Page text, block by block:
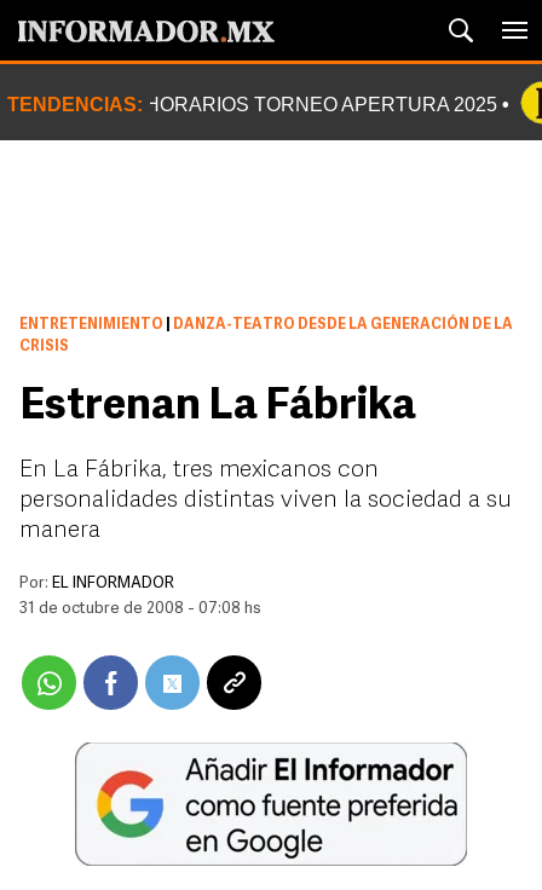
TENDENCIAS: HORARIOS TORNEO APERTURA 2025
ENTRETENIMIENTO
DANZA-TEATRO DESDE LA GENERACIÓN DE LA
CRISIS
Estrenan La Fábrika
En La Fábrika, tres mexicanos con
personalidades distintas viven la sociedad a su
manera
Por: EL INFORMADOR
31 de octubre de 2008 - 07:08 hs